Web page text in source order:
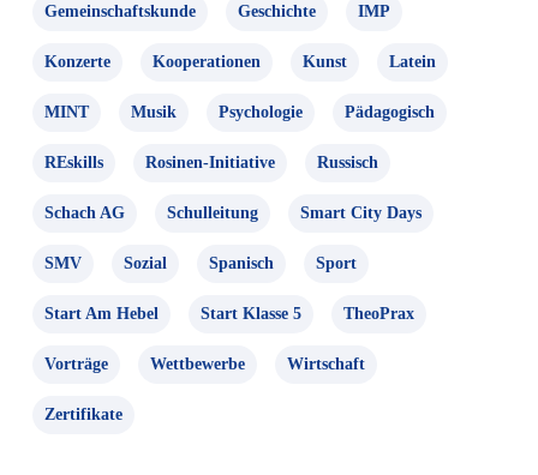
Gemeinschaftskunde Geschichte IMP
Konzerte Kooperationen Kunst Latein
MINT Musik Psychologie Pädagogisch
REskills Rosinen-Initiative Russisch
Schach AG Schulleitung Smart City Days
SMV Sozial Spanisch Sport
Start Am Hebel Start Klasse 5 TheoPrax
Vorträge Wettbewerbe Wirtschaft
Zertifikate